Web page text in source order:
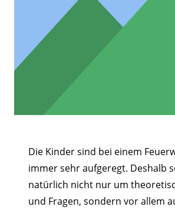
Die Kinder sind bei einem
immer sehr aufgeregt. Deshalb
natürlich nicht nur um
und Fragen, sondern vor allem